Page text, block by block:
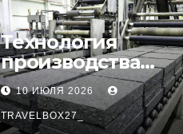
Технология
производства
базальтовых
теплоизоляционн
ых плит по ГОСТ
10 ИЮЛЯ 2026
TRAVELBOX27_